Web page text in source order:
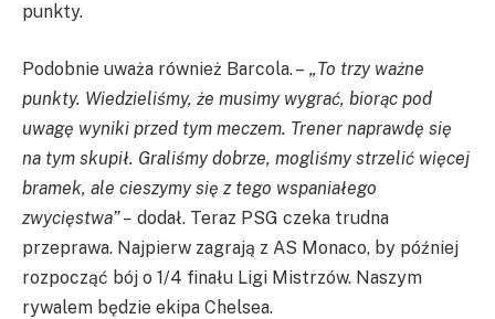
punkty.
Podobnie uważa również Barcola. – „To trzy ważne
punkty. Wiedzieliśmy, że musimy wygrać, biorąc pod
uwagę wyniki przed tym meczem. Trener naprawdę się
na tym skupił. Graliśmy dobrze, mogliśmy strzelić więcej
bramek, ale cieszymy się z tego wspaniałego
zwycięstwa” – dodał. Teraz PSG czeka trudna
przeprawa. Najpierw zagrają z AS Monaco, by później
rozpocząć bój o 1/4 finału Ligi Mistrzów. Naszym
rywalem będzie ekipa Chelsea.